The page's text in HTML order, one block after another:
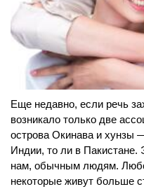
Еще недавно, если речь
возникало только две
острова Окинава и хунзы
Индии, то ли в
нам, обычным людям.
некоторые живут больше